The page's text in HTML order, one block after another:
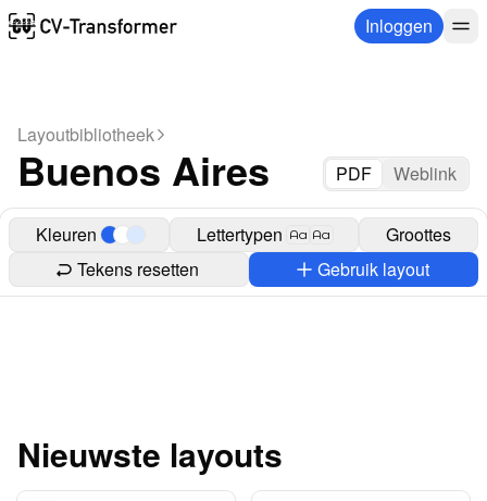
Inloggen
Layoutbibliotheek
Buenos Aires PDF Weblink
Kleuren Lettertypen Aa Aa
Groottes
Tekens resetten
Gebruik layout
Nieuwste layouts